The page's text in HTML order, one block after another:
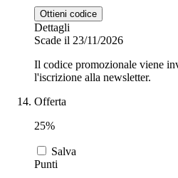
Ottieni codice
Dettagli
Scade il 23/11/2026
Il codice promozionale viene
l'iscrizione alla newsletter.
Offerta
25%
Salva
Punti